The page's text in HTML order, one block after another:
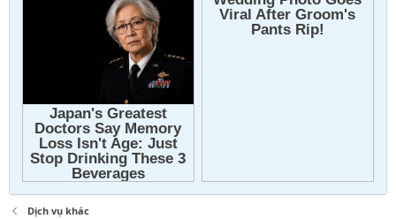
Dịch vụ khác